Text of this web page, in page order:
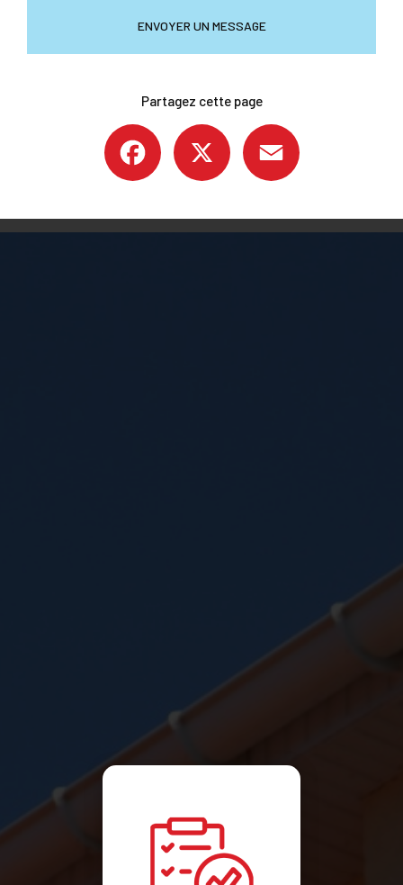
ENVOYER UN MESSAGE
Partagez cette page
Facebook